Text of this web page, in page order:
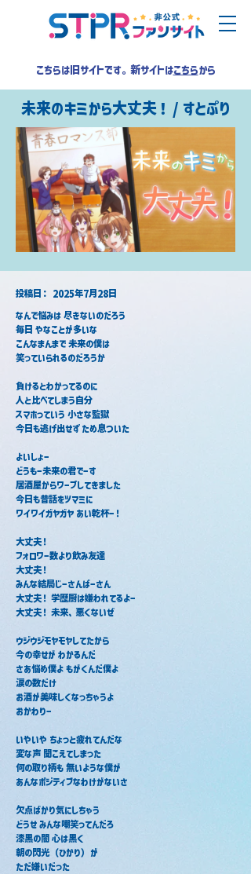
こちらは旧サイトです。新サイトはこちらから
未来のキミから大丈夫！ / すとぷり
​投稿日： 2025年7月28日
なんで悩みは 尽きないのだろう
毎日 やなことが多いな
こんなまんまで 未来の僕は
笑っていられるのだろうか
負けるとわかってるのに
人と比べてしまう自分
スマホっていう 小さな監獄
今日も逃げ出せず ため息ついた
よいしょー
どうもー未来の君でーす
居酒屋からワープしてきました
今日も昔話をツマミに
ワイワイガヤガヤ あい乾杯ー！
大丈夫！
フォロワー数より飲み友達
大丈夫！
みんな結局じーさんばーさん
大丈夫！ 学歴厨は嫌われてるよー
大丈夫！ 未来、悪くないぜ
ウジウジモヤモヤしてたから
今の幸せが わかるんだ
さあ悩め僕よ もがくんだ僕よ
涙の数だけ
お酒が美味しくなっちゃうよ
おかわりー
いやいや ちょっと疲れてんだな
変な声 聞こえてしまった
何の取り柄も 無いような僕が
あんなポジティブなわけがないさ
欠点ばかり気にしちゃう
どうせ みんな嘲笑ってんだろ
漆黒の闇 心は黒く
朝の閃光（ひかり）が
ただ嫌いだった